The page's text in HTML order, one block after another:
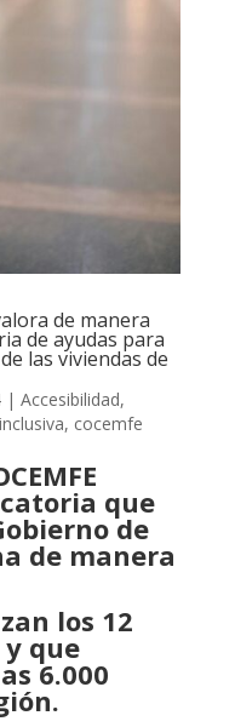
de manera
de ayudas para
las viviendas de
| Accesibilidad,
, cocemfe
que
de
de manera
los 12
que
6.000